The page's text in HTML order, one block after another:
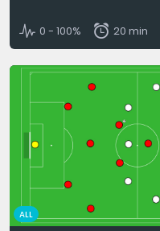
0 - 100% 20 min
ALL